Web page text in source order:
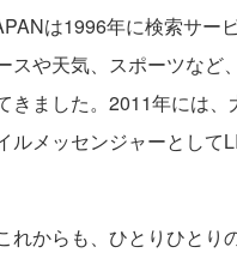
は1996年に検索サー
スや天気、スポーツなど
きました。2011年には、
ルメッセンジャーとして
れからも、ひとりひとり